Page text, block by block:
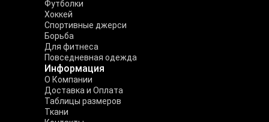
Футболки
Хоккей
Спортивные джерси
Борьба
Для фитнеса
Повседневная одежда
Информация
О Компании
Доставка и Оплата
Таблицы размеров
Ткани